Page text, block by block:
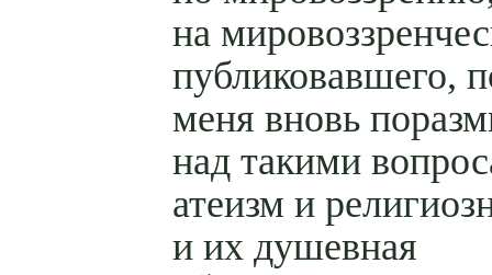
на
публиковавшего,
меня вновь
над такими
атеизм и
и их душевная